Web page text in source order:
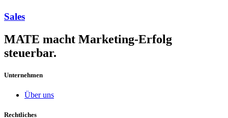
Sales
MATE macht Marketing-Erfolg
steuerbar.
Unternehmen
Über uns
Rechtliches